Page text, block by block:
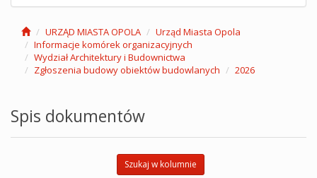
URZĄD MIASTA OPOLA
Urząd Miasta Opola
Informacje komórek organizacyjnych
Wydział Architektury i Budownictwa
Zgłoszenia budowy obiektów budowlanych
2026
Spis dokumentów
Szukaj w kolumnie